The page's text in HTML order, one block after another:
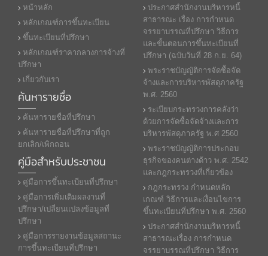
หน้าหลัก
หลักเกณฑ์การขึ้นทะเบียน
ขึ้นทะเบียนที่ปรึกษา
หลักเกณฑ์ราคากลางการจ้างที่
ปรึกษา
เกี่ยวกับเรา
ค้นหารายชื่อ
ค้นหารายชื่อที่ปรึกษา
ค้นหารายชื่อที่ปรึกษาที่ถูก
ยกเลิก/เพิกถอน
คู่มือสำหรับประชาชน
คู่มือการขึ้นทะเบียนที่ปรึกษา
คู่มือการเพิ่มเติมผลงานที่
ปรึกษา/เปลี่ยนแปลงข้อมูลที่
ปรึกษา
คู่มือการรายงานข้อมูลสถานะ
การขึ้นทะเบียนที่ปรึกษา
ประกาศสำนักงานบริหารหนี้
สาธารณะ เรื่อง การกำหนด
จรรยาบรรณที่ปรึกษา วิธีการ
และขั้นตอนการขึ้นทะเบียนที่
ปรึกษา (ฉบับวันที่ 28 ก.ย. 64)
พระราชบัญญัติการจัดซื้อจัด
จ้างและการบริหารพัสดุภาครัฐ
พ.ศ. 2560
ระเบียบกระทรวงการคลังว่า
ด้วยการจัดซื้อจัดจ้างและการ
บริหารพัสดุภาครัฐ พ.ศ 2560
พระราชบัญญัติการประกอบ
ธุรกิจของคนต่างด้าว พ.ศ. 2542
และกฎกระทรวงที่เกี่ยวข้อง
กฎกระทรวง กำหนดหลัก
เกณฑ์ วิธีการและเงื่อนไขการ
ขึ้นทะเบียนที่ปรึกษา พ.ศ. 2560
ประกาศสำนักงานบริหารหนี้
สาธารณะเรื่อง การกำหนด
จรรยาบรรณที่ปรึกษา วิธีการ